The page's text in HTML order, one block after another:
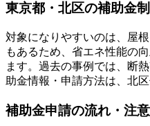
東京都・北区の補助金
対象になりやすいのは、屋
もあるため、省エネ性能の
ます。過去の事例では、断
助金情報・申請方法は、北
補助金申請の流れ・注